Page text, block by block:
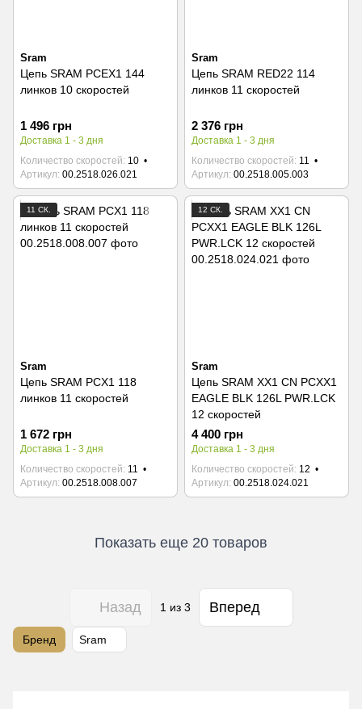
Sram
Цепь SRAM PCEX1 144
линков 10 скоростей
1 496 грн
Доставка 1 - 3 дня
Количество скоростей 10
Артикул 00.2518.026.021
Sram
Цепь SRAM RED22 114
линков 11 скоростей
2 376 грн
Доставка 1 - 3 дня
Количество скоростей 11
Артикул 00.2518.005.003
11 СК.
Sram
Цепь SRAM PCX1 118
линков 11 скоростей
1 672 грн
Доставка 1 - 3 дня
Количество скоростей 11
Артикул 00.2518.008.007
12 СК.
Sram
Цепь SRAM XX1 CN PCXX1
EAGLE BLK 126L PWR.LCK
12 скоростей
4 400 грн
Доставка 1 - 3 дня
Количество скоростей 12
Артикул 00.2518.024.021
Показать еще 20 товаров
Назад 1 из 3 Вперед
Бренд Sram